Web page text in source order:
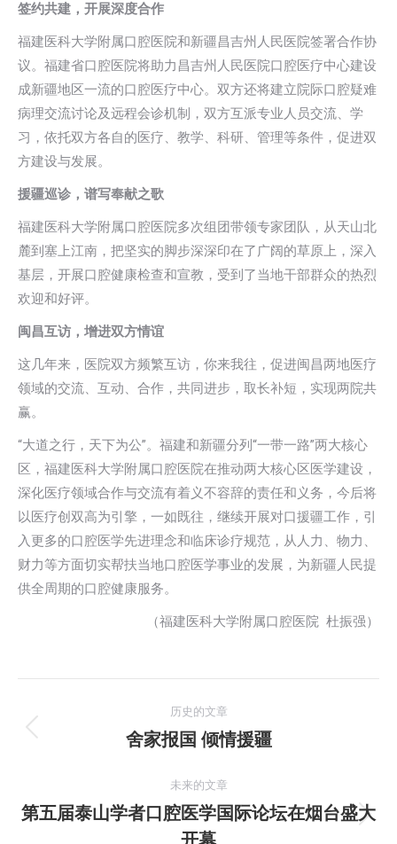
签约共建，开展深度合作
福建医科大学附属口腔医院和新疆昌吉州人民医院签署合作协
议。福建省口腔医院将助力昌吉州人民医院口腔医疗中心建设
成新疆地区一流的口腔医疗中心。双方还将建立院际口腔疑难
病理交流讨论及远程会诊机制，双方互派专业人员交流、学
习，依托双方各自的医疗、教学、科研、管理等条件，促进双
方建设与发展。
援疆巡诊，谱写奉献之歌
福建医科大学附属口腔医院多次组团带领专家团队，从天山北
麓到塞上江南，把坚实的脚步深深印在了广阔的草原上，深入
基层，开展口腔健康检查和宣教，受到了当地干部群众的热烈
欢迎和好评。
闽昌互访，增进双方情谊
这几年来，医院双方频繁互访，你来我往，促进闽昌两地医疗
领域的交流、互动、合作，共同进步，取长补短，实现两院共
赢。
“大道之行，天下为公”。福建和新疆分列“一带一路”两大核心
区，福建医科大学附属口腔医院在推动两大核心区医学建设，
深化医疗领域合作与交流有着义不容辞的责任和义务，今后将
以医疗创双高为引擎，一如既往，继续开展对口援疆工作，引
入更多的口腔医学先进理念和临床诊疗规范，从人力、物力、
财力等方面切实帮扶当地口腔医学事业的发展，为新疆人民提
供全周期的口腔健康服务。
（福建医科大学附属口腔医院 杜振强）
章
航
历史的文章
历
的
文
章：
舍家报国 倾情援疆
未来的文章
未
第五届泰山学者口腔医学国际论坛在烟台盛大
开幕